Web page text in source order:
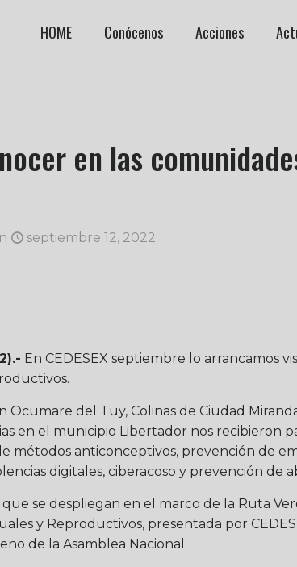
HOME Conócenos Acciones
en las
septiembre 12, 2022
En CEDESEX septiembre lo arrancamos
Ocumare del Tuy, Colinas de Ciudad
en el municipio Libertador nos recibieron
métodos anticonceptivos, prevención de
digitales, ciberacoso y prevención de
se despliegan en el marco de la Ruta
y Reproductivos, presentada por
de la Asamblea Nacional.